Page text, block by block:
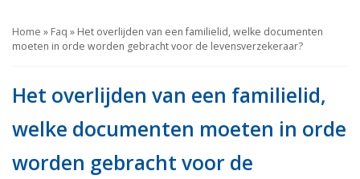
Home » Faq » Het overlijden van een familielid, welke documenten
moeten in orde worden gebracht voor de levensverzekeraar?
Het overlijden van een familielid,
welke documenten moeten in orde
worden gebracht voor de